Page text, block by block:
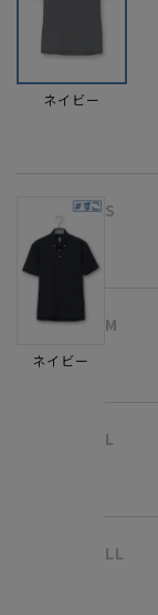
ネイビー
ネイビー
S
M
L
LL